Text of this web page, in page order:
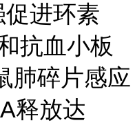
进环素
抗血小板
肺碎片感应
释放达